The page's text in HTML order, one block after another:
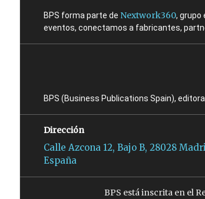
BPS forma parte de Nextwork360, grupo
eventos, conectamos a fabricantes,
BPS (Business Publications Spain),
Dirección
Calle Azcona 12, Bajo B, 28028
España
BPS está inscrita en el